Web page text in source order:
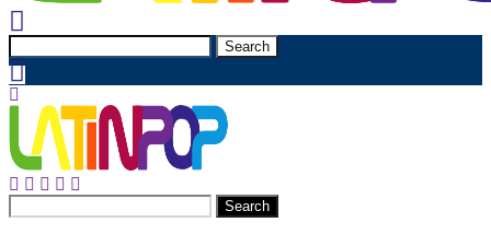
Search
Search